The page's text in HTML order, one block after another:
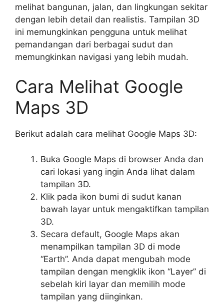
melihat bangunan, jalan, dan lingkungan sekitar
dengan lebih detail dan realistis. Tampilan 3D
ini memungkinkan pengguna untuk melihat
pemandangan dari berbagai sudut dan
memungkinkan navigasi yang lebih mudah.
Cara Melihat Google
Maps 3D
Berikut adalah cara melihat Google Maps 3D:
Buka Google Maps di browser Anda dan
cari lokasi yang ingin Anda lihat dalam
tampilan 3D.
Klik pada ikon bumi di sudut kanan
bawah layar untuk mengaktifkan tampilan
3D.
Secara default, Google Maps akan
menampilkan tampilan 3D di mode
“Earth”. Anda dapat mengubah mode
tampilan dengan mengklik ikon “Layer” di
sebelah kiri layar dan memilih mode
tampilan yang diinginkan.